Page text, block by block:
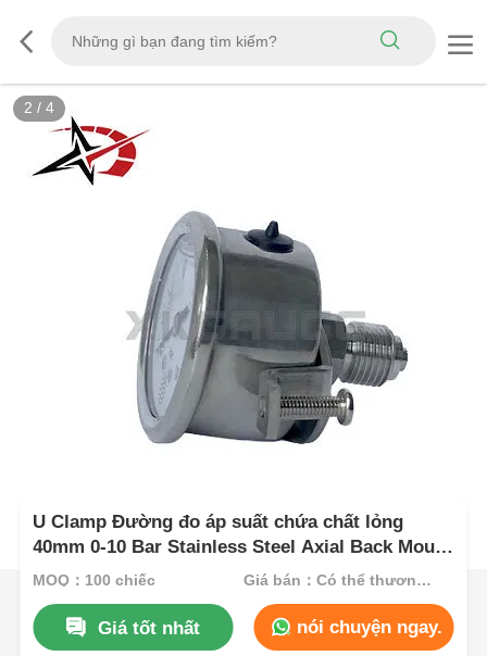
2 / 4
U Clamp Đường đo áp suất chứa chất lỏng
40mm 0-10 Bar Stainless Steel Axial Back Mount
cho giám sát công nghiệp nhỏ gọn
MOQ：100 chiếc Giá bán：Có thể thương lượng
Giá tốt nhất nói chuyện ngay.